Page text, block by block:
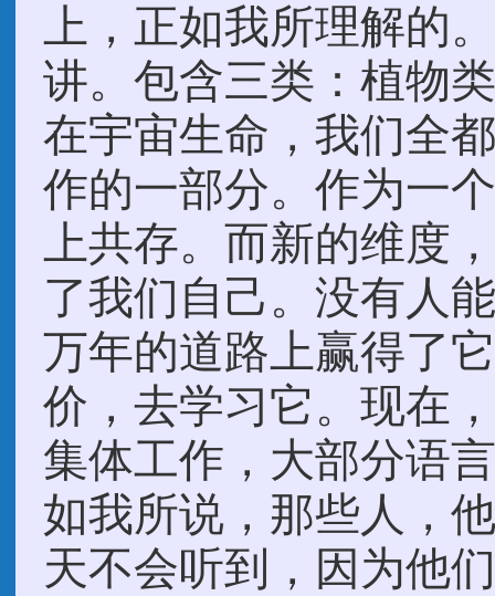
上，正如我所理解的
讲。包含三类：植物
在宇宙生命，我们全
作的一部分。作为一
上共存。而新的维度
了我们自己。没有人
万年的道路上赢得了
价，去学习它。现在
集体工作，大部分语
如我所说，那些人，
天不会听到，因为他